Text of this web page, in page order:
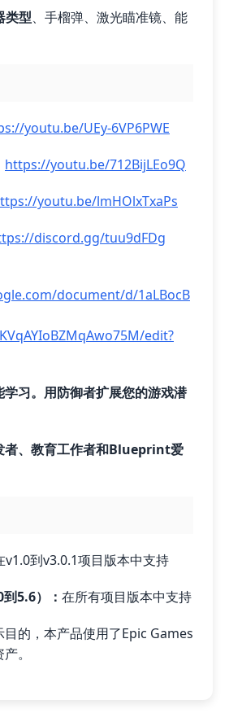
类型、手榴弹、激光瞄准镜、能
youtu.be/UEy-6VP6PWE
https://youtu.be/712BijLEo9Q
youtu.be/lmHOlxTxaPs
discord.gg/tuu9dFDg
document/d/1aLBocB
edit?
习。用防御者扩展您的游戏潜
者、教育工作者和Blueprint爱
v1.0到v3.0.1项目版本中支持
5.6）： 在所有项目版本中支持
目的，本产品使用了Epic Games
。